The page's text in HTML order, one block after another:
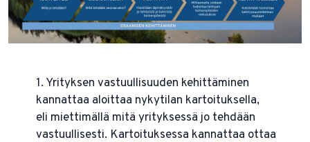
1. Yrityksen vastuullisuuden kehittäminen
kannattaa aloittaa nykytilan kartoituksella,
eli miettimällä mitä yrityksessä jo tehdään
vastuullisesti. Kartoituksessa kannattaa ottaa